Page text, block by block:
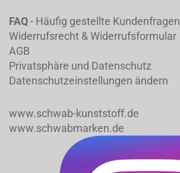
FAQ- Häufig gestellte Kundenfragen
Widerrufsrecht & Widerrufsformular
AGB
Privatsphäre und Datenschutz
Datenschutzeinstellungen ändern
www.schwab-kunststoff.de
www.schwabmarken.de